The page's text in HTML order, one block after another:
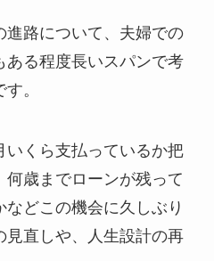
進路について、夫婦での
ある程度長いスパンで考
。
いくら支払っているか把
歳までローンが残って
どこの機会に久しぶり
見直しや、人生設計の再